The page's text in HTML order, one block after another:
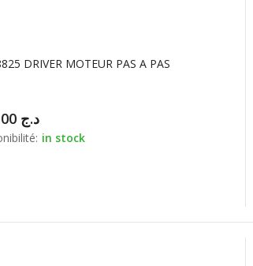
DRIVER MOTEUR PAS A PAS
د.ج
in stock